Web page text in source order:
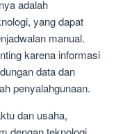
adalah
yang dapat
manual.
karena informasi
data dan
penyalahgunaan.
dan usaha,